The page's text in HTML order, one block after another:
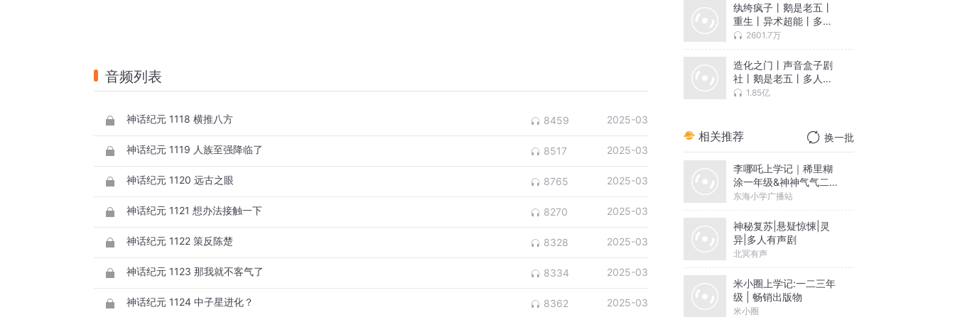
音频列表
神话纪元 1118 横推八方 8459 2025-03
神话纪元 1119 人族至强降临了 8517 2025-03
神话纪元 1120 远古之眼 8765 2025-03
神话纪元 1121 想办法接触一下 8270 2025-03
神话纪元 1122 策反陈楚 8328 2025-03
神话纪元 1123 那我就不客气了 8334 2025-03
神话纪元 1124 中子星进化？ 8362 2025-03
纨绔疯子丨鹅是老五丨
重生丨异术超能丨多人
精配重制版
2601.7万
造化之门丨声音盒子剧
社丨鹅是老五丨多人有
声剧1.85亿
相关推荐 换一批
李哪吒上学记｜稀里糊
涂一年级&神神气气二年
级
东海小学广播站
神秘复苏|悬疑惊悚|灵
异|多人有声剧
北冥有声
米小圈上学记:一二三年
级 | 畅销出版物
米小圈